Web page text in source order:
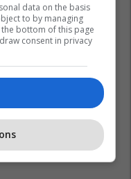
Liga
data on the basis
to by managing
bottom of this page
consent in privacy